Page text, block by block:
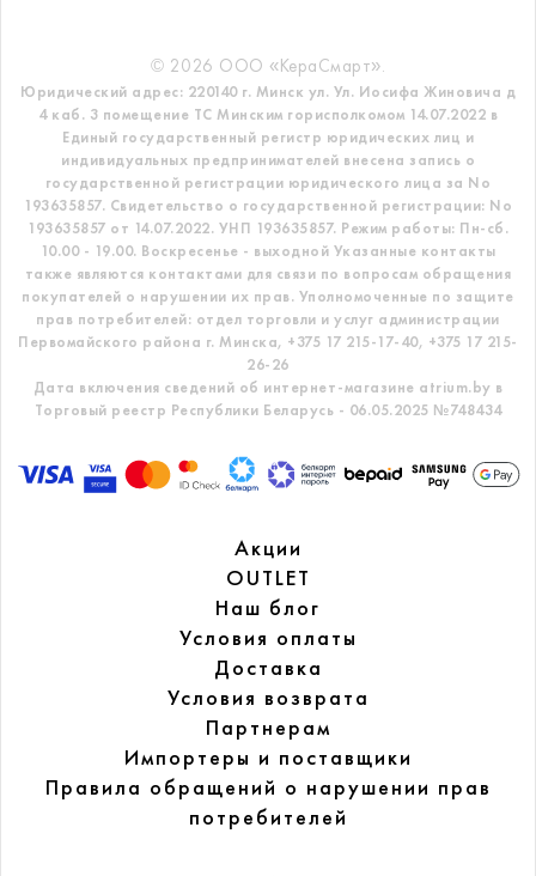
© 2026 ООО «КераСмарт».
Юридический адрес: 220140 г. Минск ул. Ул. Иосифа Жиновича д
4 каб. 3 помещение ТС Минским горисполкомом 14.07.2022 в
Единый государственный регистр юридических лиц и
индивидуальных предпринимателей внесена запись о
государственной регистрации юридического лица за No
193635857. Свидетельство о государственной регистрации: No
193635857 от 14.07.2022. УНП 193635857. Режим работы: Пн-сб.
10.00 - 19.00. Воскресенье - выходной Указанные контакты
также являются контактами для связи по вопросам обращения
покупателей о нарушении их прав. Уполномоченные по защите
прав потребителей: отдел торговли и услуг администрации
Первомайского района г. Минска, +375 17 215-17-40, +375 17 215-
26-26
Дата включения сведений об интернет-магазине atrium.by в
Торговый реестр Республики Беларусь - 06.05.2025 №748434
Акции
OUTLET
Наш блог
Условия оплаты
Доставка
Условия возврата
Партнерам
Импортеры и поставщики
Правила обращений о нарушении прав
потребителей